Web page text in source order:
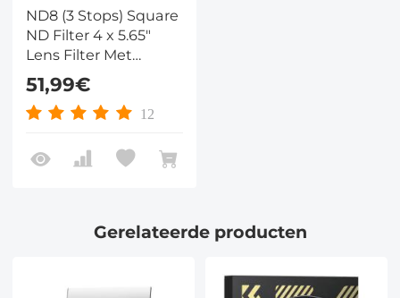
ND8 (3 Stops) Square
ND Filter 4 x 5.65"
Lens Filter Met
Neutrale Dichtheid
Compatibel met Tilta
Compatibel en
51,99€
12
Gerelateerde producten